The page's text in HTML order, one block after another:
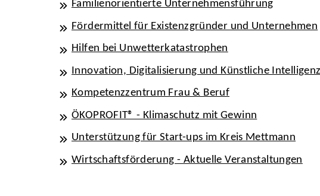
Familienorientierte Unternehmensführung
Fördermittel für Existenzgründer und Unternehmen
Hilfen bei Unwetterkatastrophen
Innovation, Digitalisierung und Künstliche Intelligenz
Kompetenzzentrum Frau & Beruf
ÖKOPROFIT® - Klimaschutz mit Gewinn
Unterstützung für Start-ups im Kreis Mettmann
Wirtschaftsförderung - Aktuelle Veranstaltungen